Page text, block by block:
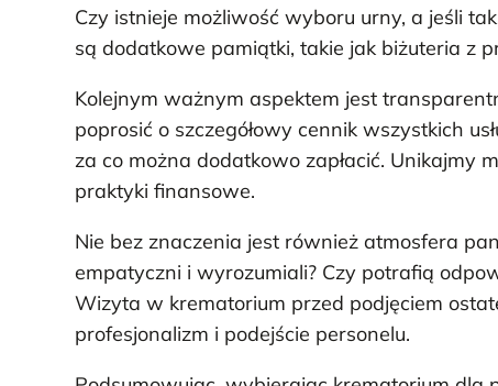
Czy istnieje możliwość wyboru urny, a jeśli
są dodatkowe pamiątki, takie jak biżuteria z
Kolejnym ważnym aspektem jest
poprosić o szczegółowy cennik wszystkich
za co można dodatkowo zapłacić. Unikajmy
praktyki finansowe.
Nie bez znaczenia jest również atmosfera
empatyczni i wyrozumiali? Czy potrafią
Wizyta w krematorium przed podjęciem
profesjonalizm i podejście personelu.